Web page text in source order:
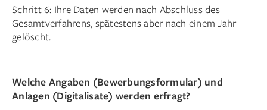
Schritt 6: Ihre Daten werden nach Abschluss des
Gesamtverfahrens, spätestens aber nach einem Jahr
gelöscht.
Welche Angaben (Bewerbungsformular) und
Anlagen (Digitalisate) werden erfragt?